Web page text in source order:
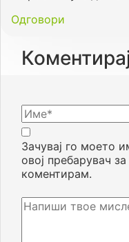
Одговори
Зачувај го моето
овој пребарувач
коментирам.